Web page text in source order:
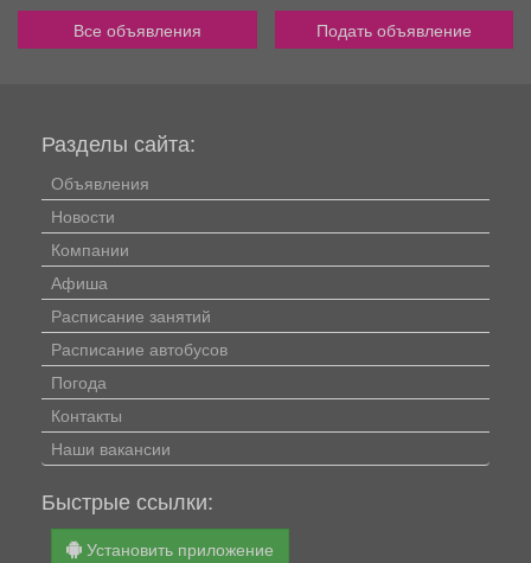
Все объявления Подать объявление
Разделы сайта:
Объявления
Новости
Компании
Афиша
Расписание занятий
Расписание автобусов
Погода
Контакты
Наши вакансии
Быстрые ссылки:
Установить приложение